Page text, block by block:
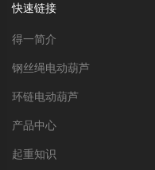
快速链接
得一简介
钢丝绳电动葫芦
环链电动葫芦
产品中心
起重知识